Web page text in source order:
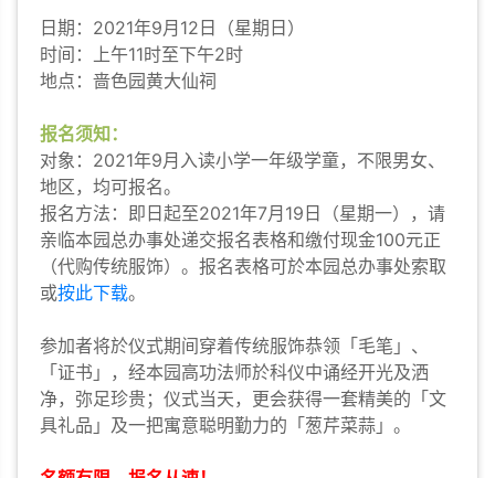
日期：2021年9月12日（星期日）
时间：上午11时至下午2时
地点：啬色园黄大仙祠
报名须知：
对象：2021年9月入读小学一年级学童，不限男女、
地区，均可报名。
报名方法：即日起至2021年7月19日（星期一），请
亲临本园总办事处递交报名表格和缴付现金100元正
（代购传统服饰）。报名表格可於本园总办事处索取
或按此下载。
参加者将於仪式期间穿着传统服饰恭领「毛笔」、
「证书」，经本园高功法师於科仪中诵经开光及洒
净，弥足珍贵；仪式当天，更会获得一套精美的「文
具礼品」及一把寓意聪明勤力的「葱芹菜蒜」。